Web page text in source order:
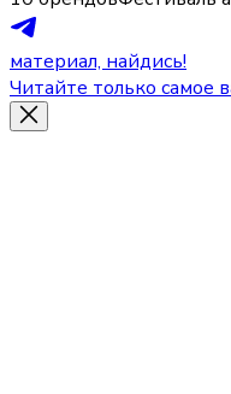
материал, найдись!
Читайте только самое